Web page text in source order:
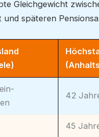
Gleichgewicht
und späteren
42
45